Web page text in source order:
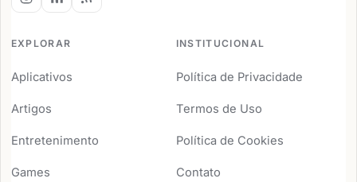
EXPLORAR
Aplicativos
Artigos
Entretenimento
Games
INSTITUCIONAL
Política de Privacidade
Termos de Uso
Política de Cookies
Contato